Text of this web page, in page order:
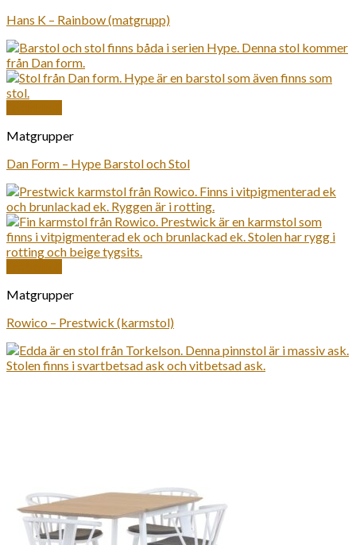
Hans K – Rainbow (matgrupp)
Matgrupper
Dan Form – Hype Barstol och Stol
Matgrupper
Rowico – Prestwick (karmstol)